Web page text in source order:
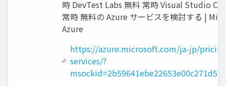
時 DevTest Labs 無料 常時 Visual Studio
常時 無料の Azure サービスを検討する |
Azure
https://azure.microsoft.com/ja-jp/
services/?